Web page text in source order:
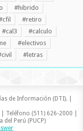
#hibrido
#retiro
#cal3
#calculo
#electivos
#letras
de Información (DTI). |
Teléfono (511) 626-2000 |
Perú (PUCP)